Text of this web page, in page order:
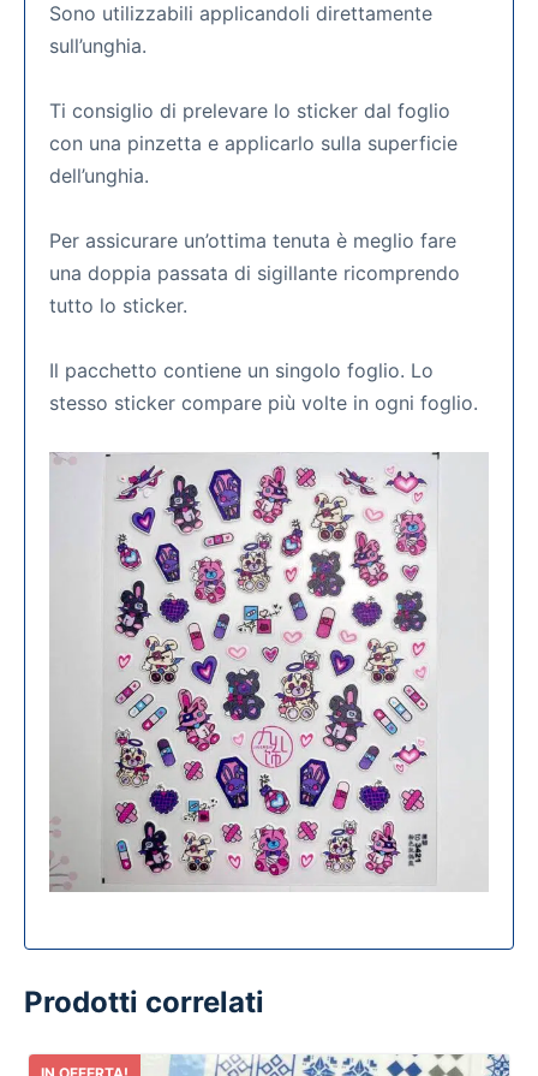
Sono utilizzabili applicandoli direttamente
sull’unghia.
Ti consiglio di prelevare lo sticker dal foglio
con una pinzetta e applicarlo sulla superficie
dell’unghia.
Per assicurare un’ottima tenuta è meglio fare
una doppia passata di sigillante ricomprendo
tutto lo sticker.
Il pacchetto contiene un singolo foglio. Lo
stesso sticker compare più volte in ogni foglio.
Prodotti correlati